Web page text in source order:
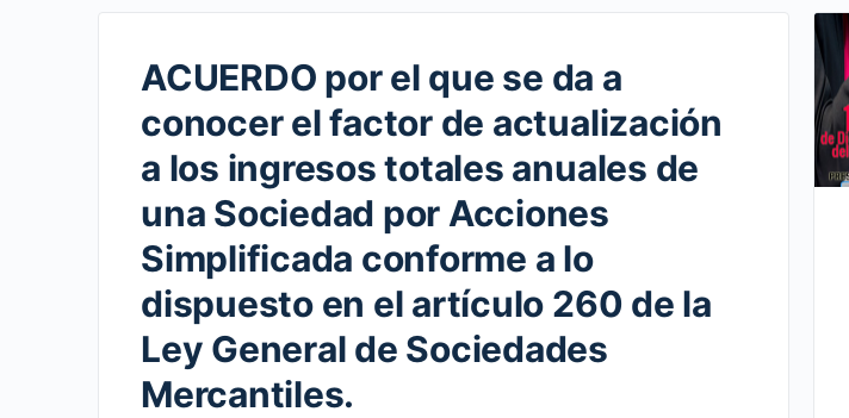
ACUERDO por el que se da a
conocer el factor de actualización
a los ingresos totales anuales de
una Sociedad por Acciones
Simplificada conforme a lo
dispuesto en el artículo 260 de la
Ley General de Sociedades
Mercantiles.